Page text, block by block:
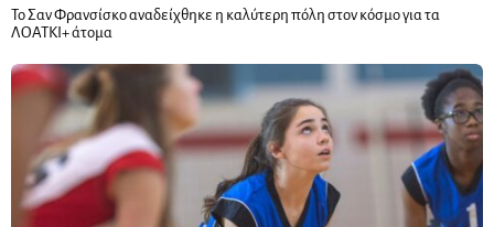
Το Σαν Φρανσίσκο αναδείχθηκε η καλύτερη πόλη στον κόσμο για τα
ΛΟΑΤΚΙ+ άτομα